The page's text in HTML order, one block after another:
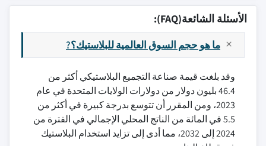
الأسئلة الشائعة(FAQ):
ما هو حجم السوق العالمية للبلاستيك؟?
وقد بلغت قيمة صناعة التجميع البلاستيكي أكثر من
46.4 بليون دولار من دولارات الولايات المتحدة في عام
2023، ومن المقرر أن تتوسع بدرجة كبيرة في أكثر من
5.5 في المائة من الناتج المحلي الإجمالي في الفترة من
2024 إلى 2032، مما أدى إلى تزايد استخدام البلاستيك